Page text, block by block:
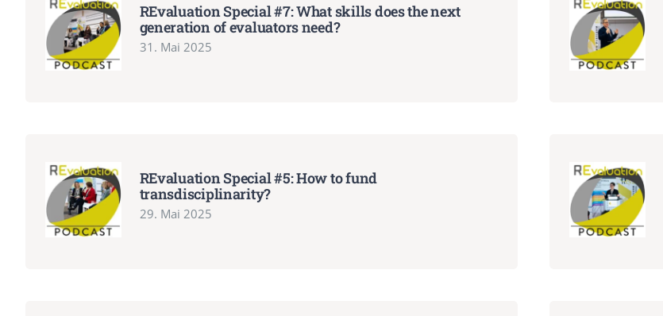
REvaluation Special #7: What skills does the next
generation of evaluators need?
31. Mai 2025
REvaluation Special #5: How to fund
transdisciplinarity?
29. Mai 2025